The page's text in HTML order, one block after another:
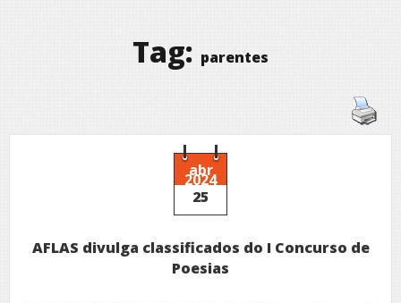
Tag: parentes
abr
2024
25
AFLAS divulga classificados do I Concurso de
Poesias